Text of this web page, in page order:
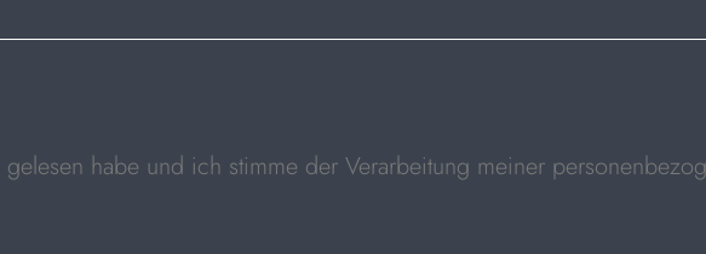
gelesen habe und ich stimme der Verarbeitung meiner